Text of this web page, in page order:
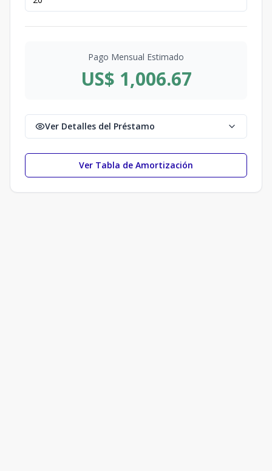
Pago Mensual Estimado
US$ 1,006.67
Ver Detalles del Préstamo
Ver Tabla de Amortización